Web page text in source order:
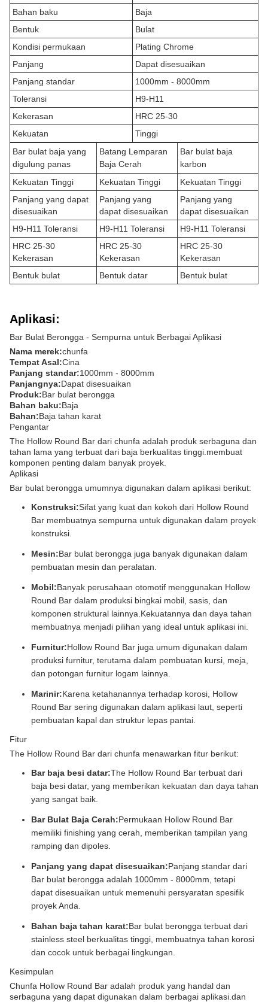
Bahan baku
Baja
Bentuk
Bulat
Kondisi permukaan
Plating Chrome
Panjang
Dapat disesuaikan
Panjang standar
1000mm - 8000mm
Toleransi
H9-H11
Kekerasan
HRC 25-30
Kekuatan
Tinggi
Bar bulat baja yang
digulung panas
Batang Lemparan
Baja Cerah
Bar bulat baja
karbon
Kekuatan Tinggi
Kekuatan Tinggi
Kekuatan Tinggi
Panjang yang dapat
disesuaikan
Panjang yang
dapat disesuaikan
Panjang yang
dapat disesuaikan
H9-H11 Toleransi
H9-H11 Toleransi
H9-H11 Toleransi
HRC 25-30
Kekerasan
HRC 25-30
Kekerasan
HRC 25-30
Kekerasan
Bentuk bulat
Bentuk datar Bentuk bulat
Aplikasi:
Bar Bulat Berongga - Sempurna untuk Berbagai Aplikasi
Nama merek:chunfa
Tempat Asal:Cina
Panjang standar:1000mm - 8000mm
Panjangnya:Dapat disesuaikan
Produk:Bar bulat berongga
Bahan baku:Baja
Bahan:Baja tahan karat
Pengantar
The Hollow Round Bar dari chunfa adalah produk serbaguna dan
tahan lama yang terbuat dari baja berkualitas tinggi.membuat
komponen penting dalam banyak proyek.
Aplikasi
Bar bulat berongga umumnya digunakan dalam aplikasi berikut:
Konstruksi:Sifat yang kuat dan kokoh dari Hollow Round
Bar membuatnya sempurna untuk digunakan dalam proyek
konstruksi.
Mesin:Bar bulat berongga juga banyak digunakan dalam
pembuatan mesin dan peralatan.
Mobil:Banyak perusahaan otomotif menggunakan Hollow
Round Bar dalam produksi bingkai mobil, sasis, dan
komponen struktural lainnya.Kekuatannya dan daya tahan
membuatnya menjadi pilihan yang ideal untuk aplikasi ini.
Furnitur:Hollow Round Bar juga umum digunakan dalam
produksi furnitur, terutama dalam pembuatan kursi, meja,
dan potongan furnitur logam lainnya.
Marinir:Karena ketahanannya terhadap korosi, Hollow
Round Bar sering digunakan dalam aplikasi laut, seperti
pembuatan kapal dan struktur lepas pantai.
Fitur
The Hollow Round Bar dari chunfa menawarkan fitur berikut:
Bar baja besi datar:The Hollow Round Bar terbuat dari
baja besi datar, yang memberikan kekuatan dan daya tahan
yang sangat baik.
Bar Bulat Baja Cerah:Permukaan Hollow Round Bar
memiliki finishing yang cerah, memberikan tampilan yang
ramping dan dipoles.
Panjang yang dapat disesuaikan:Panjang standar dari
Bar bulat berongga adalah 1000mm - 8000mm, tetapi
dapat disesuaikan untuk memenuhi persyaratan spesifik
proyek Anda.
Bahan baja tahan karat:Bar bulat berongga terbuat dari
stainless steel berkualitas tinggi, membuatnya tahan korosi
dan cocok untuk berbagai lingkungan.
Kesimpulan
Chunfa Hollow Round Bar adalah produk yang handal dan
serbaguna yang dapat digunakan dalam berbagai aplikasi.dan